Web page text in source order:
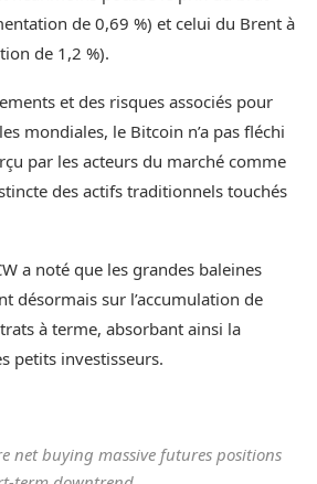
de 0,69 %) et celui du Brent à
de 1,2 %).
et des risques associés pour
mondiales, le Bitcoin n’a pas fléchi
par les acteurs du marché comme
des actifs traditionnels touchés
a noté que les grandes baleines
désormais sur l’accumulation de
à terme, absorbant ainsi la
petits investisseurs.
net buying massive futures positions